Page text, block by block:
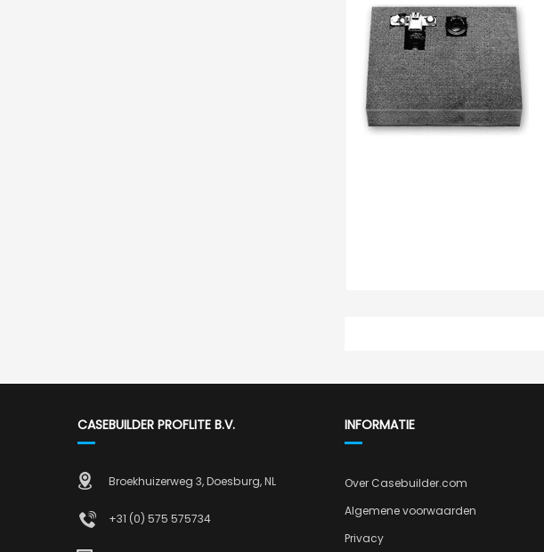
CASEBUILDER PROFLITE B.V.
Broekhuizerweg 3, Doesburg, NL
+31 (0) 575 575734
INFORMATIE
Over Casebuilder.com
Algemene voorwaarden
Privacy